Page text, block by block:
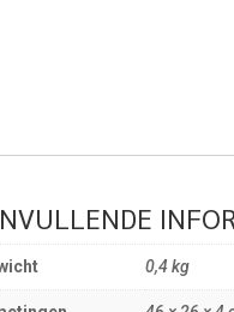
0,4 kg